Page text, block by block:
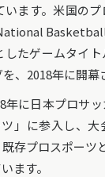
います。米国の
したゲームタイ
、2018年に開幕
に日本プロサ
」に参入し、大
存プロスポーツ
ます。